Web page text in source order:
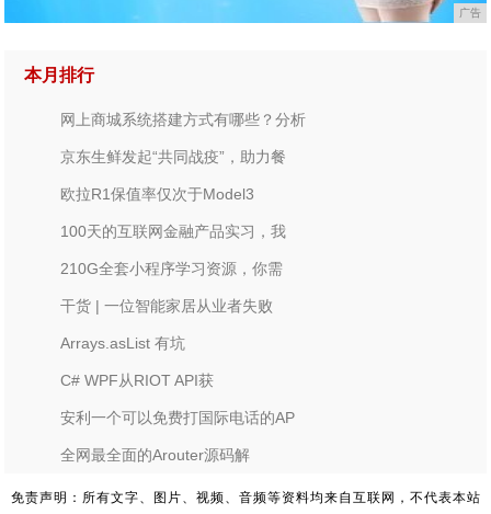
广告
本月排行
网上商城系统搭建方式有哪些？分析
京东生鲜发起“共同战疫”，助力餐
欧拉R1保值率仅次于Model3
100天的互联网金融产品实习，我
210G全套小程序学习资源，你需
干货 | 一位智能家居从业者失败
Arrays.asList 有坑
C# WPF从RIOT API获
安利一个可以免费打国际电话的AP
全网最全面的Arouter源码解
免责声明：所有文字、图片、视频、音频等资料均来自互联网，不代表本站